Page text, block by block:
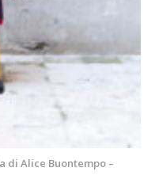
di Alice Buontempo –